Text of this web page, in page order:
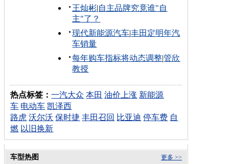
王灿彬|自主品牌究竟谁"自
主"了？
现代新能源汽车|丰田定明年汽
车销量
每年购车指标将动态调整|管欣
教授
热点标签：一汽大众 本田 油价上涨 新能源
车 电动车 凯泽西
路虎 沃尔沃 保时捷 丰田召回 比亚迪 停车费 自
燃 以旧换新
更多 >>
车型热图